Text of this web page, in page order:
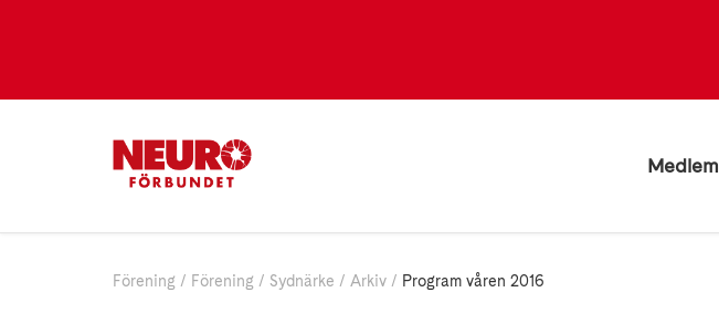
Medlem
Förening Förening Sydnärke Arkiv Program våren 2016